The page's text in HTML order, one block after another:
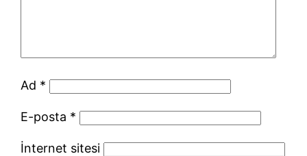
Ad *
E-posta *
İnternet sitesi